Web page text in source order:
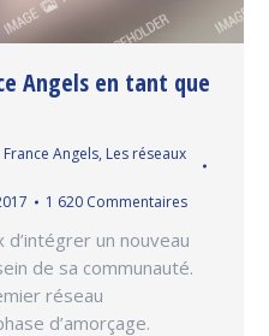
Angels en tant que
Angels, Les réseaux
1 620 Commentaires
un nouveau
de sa communauté.
réseau
d’amorçage.